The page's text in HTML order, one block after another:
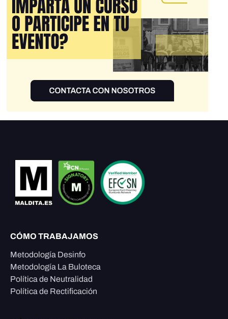
CÓMO TRABAJAMOS
Metodología Desinfo
Metodología La Buloteca
Política de Neutralidad
Política de Rectificación